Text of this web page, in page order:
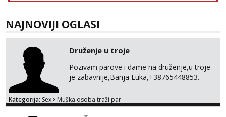
NAJNOVIJI OGLASI
Druženje u troje
Pozivam parove i dame na druženje,u troje
je zabavnije,Banja Luka,+38765448853.
Kategorija: Sex Muška osoba traži par